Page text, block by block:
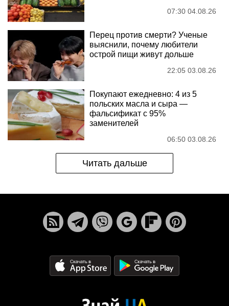
07:30 04.08.26
Перец против смерти? Ученые
выяснили, почему любители
острой пищи живут дольше
22:05 03.08.26
Покупают ежедневно: 4 из 5
польских масла и сыра —
фальсификат с 95%
заменителей
06:50 03.08.26
Читать дальше